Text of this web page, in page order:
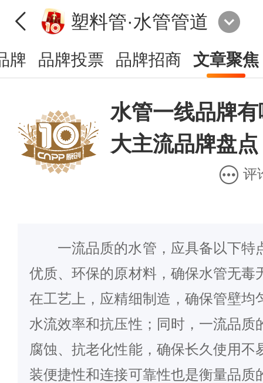
塑料管·水管管道
牌 品牌投票 品牌招商 文章聚焦
水管一线品牌
大主流品牌盘点
评
一流品质的水管，应具备以下特
优质、环保的原材料，确保水管无毒
在工艺上，应精细制造，确保管壁均
水流效率和抗压性；同时，一流品质
腐蚀、抗老化性能，确保长久使用不
装便捷性和连接可靠性也是衡量品质